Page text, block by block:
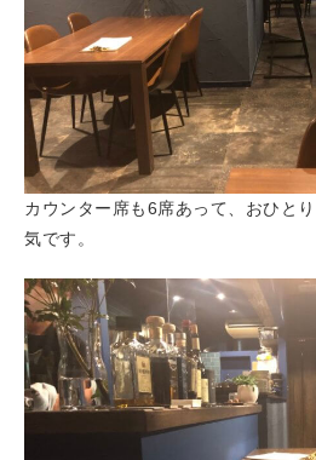
カウンター席も6席あって、おひと
気です。